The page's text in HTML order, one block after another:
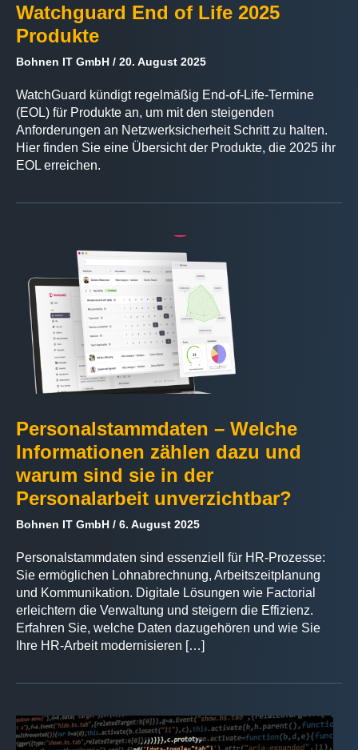
Watchguard End of Life 2025
Produkte
Bohnen IT GmbH 20. August 2025
WatchGuard kündigt regelmäßig End-of-Life-Termine
(EOL) für Produkte an, um mit den steigenden
Anforderungen an Netzwerksicherheit Schritt zu halten.
Hier finden Sie eine Übersicht der Produkte, die 2025 ihr
EOL erreichen.
Personalstammdaten – Welche
Informationen zählen dazu und
warum sind sie in der
Personalarbeit unverzichtbar?
Bohnen IT GmbH 6. August 2025
Personalstammdaten sind essenziell für HR-Prozesse:
Sie ermöglichen Lohnabrechnung, Arbeitszeitplanung
und Kommunikation. Digitale Lösungen wie Factorial
erleichtern die Verwaltung und steigern die Effizienz.
Erfahren Sie, welche Daten dazugehören und wie Sie
Ihre HR-Arbeit modernisieren […]